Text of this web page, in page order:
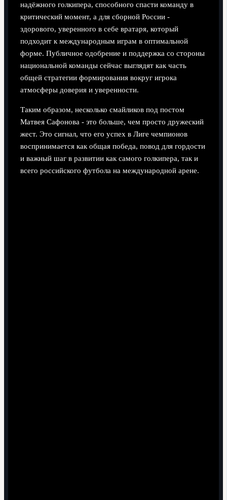
надёжного голкипера, способного спасти команду в
критический момент, а для сборной России -
здорового, уверенного в себе вратаря, который
подходит к международным играм в оптимальной
форме. Публичное одобрение и поддержка со стороны
национальной команды сейчас выглядят как часть
общей стратегии формирования вокруг игрока
атмосферы доверия и уверенности.
Таким образом, несколько смайликов под постом
Матвея Сафонова - это больше, чем просто дружеский
жест. Это сигнал, что его успех в Лиге чемпионов
воспринимается как общая победа, повод для гордости
и важный шаг в развитии как самого голкипера, так и
всего российского футбола на международной арене.